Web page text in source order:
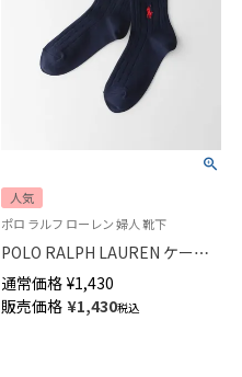
人気
ポロ ラルフ ローレン 婦人 靴下
POLO RALPH LAUREN ケーブ
ル柄 ワンポイント ショート丈
ソックス オーガニックコットン
混 レディース 03207386
通常価格 ¥1,430
販売価格 ¥1,430税込